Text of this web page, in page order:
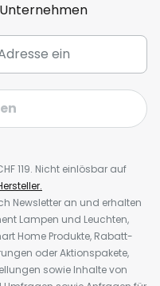
Unternehmen
119. Nicht einlösbar auf
Newsletter an und erhalten
Lampen und Leuchten,
Home Produkte, Rabatt-
oder Aktionspakete,
sowie Inhalte von